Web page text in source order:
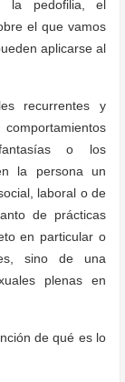
la pedofilia, el
el que vamos
aplicarse al
recurrentes y
o los
la persona un
laboral o de
de prácticas
en particular o
sino de una
plenas en
de qué es lo